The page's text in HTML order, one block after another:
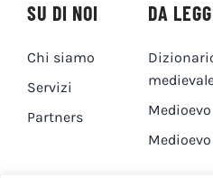
SU DI NOI
Chi siamo
Servizi
Partners
DA
Medioevo
Medioevo